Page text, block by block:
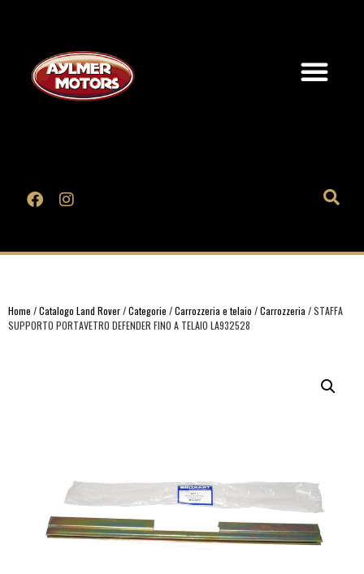
Home /Catalogo Land Rover/Categorie /Carrozzeria e telaio /Carrozzeria / STAFFA
SUPPORTO PORTAVETRO DEFENDER FINO A TELAIO LA932528